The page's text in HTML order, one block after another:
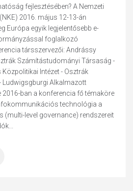
fejlesztésében? A Nemzeti
2016. május 12-13-án
Európa egyik legjelentősebb e-
foglalkozó
társszervezői: Andrássy
Számítástudományi Társaság -
Intézet - Osztrák
Ludwigsgburgi Alkalmazott
2016-ban a konferencia fő témaköre
technológia a
(multi-level governance) rendszereit